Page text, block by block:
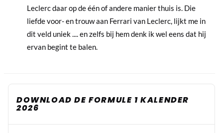
Leclerc daar op de één of andere manier thuis is. Die
liefde voor- en trouw aan Ferrari van Leclerc, lijkt me in
dit veld uniek .... en zelfs bij hem denk ik wel eens dat hij
ervan begint te balen.
DOWNLOAD DE FORMULE 1 KALENDER
2026